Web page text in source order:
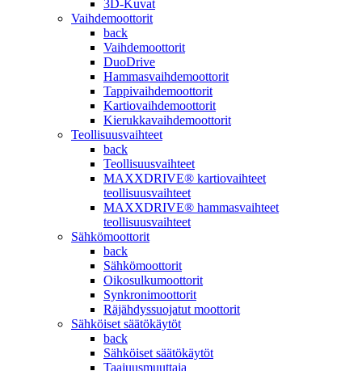
3D-Kuvat
Vaihdemoottorit
back
Vaihdemoottorit
DuoDrive
Hammasvaihdemoottorit
Tappivaihdemoottorit
Kartiovaihdemoottorit
Kierukkavaihdemoottorit
Teollisuusvaihteet
back
Teollisuusvaihteet
MAXXDRIVE® kartiovaihteet
teollisuusvaihteet
MAXXDRIVE® hammasvaihteet
teollisuusvaihteet
Sähkömoottorit
back
Sähkömoottorit
Oikosulkumoottorit
Synkronimoottorit
Räjähdyssuojatut moottorit
Sähköiset säätökäytöt
back
Sähköiset säätökäytöt
Taajuusmuuttaja